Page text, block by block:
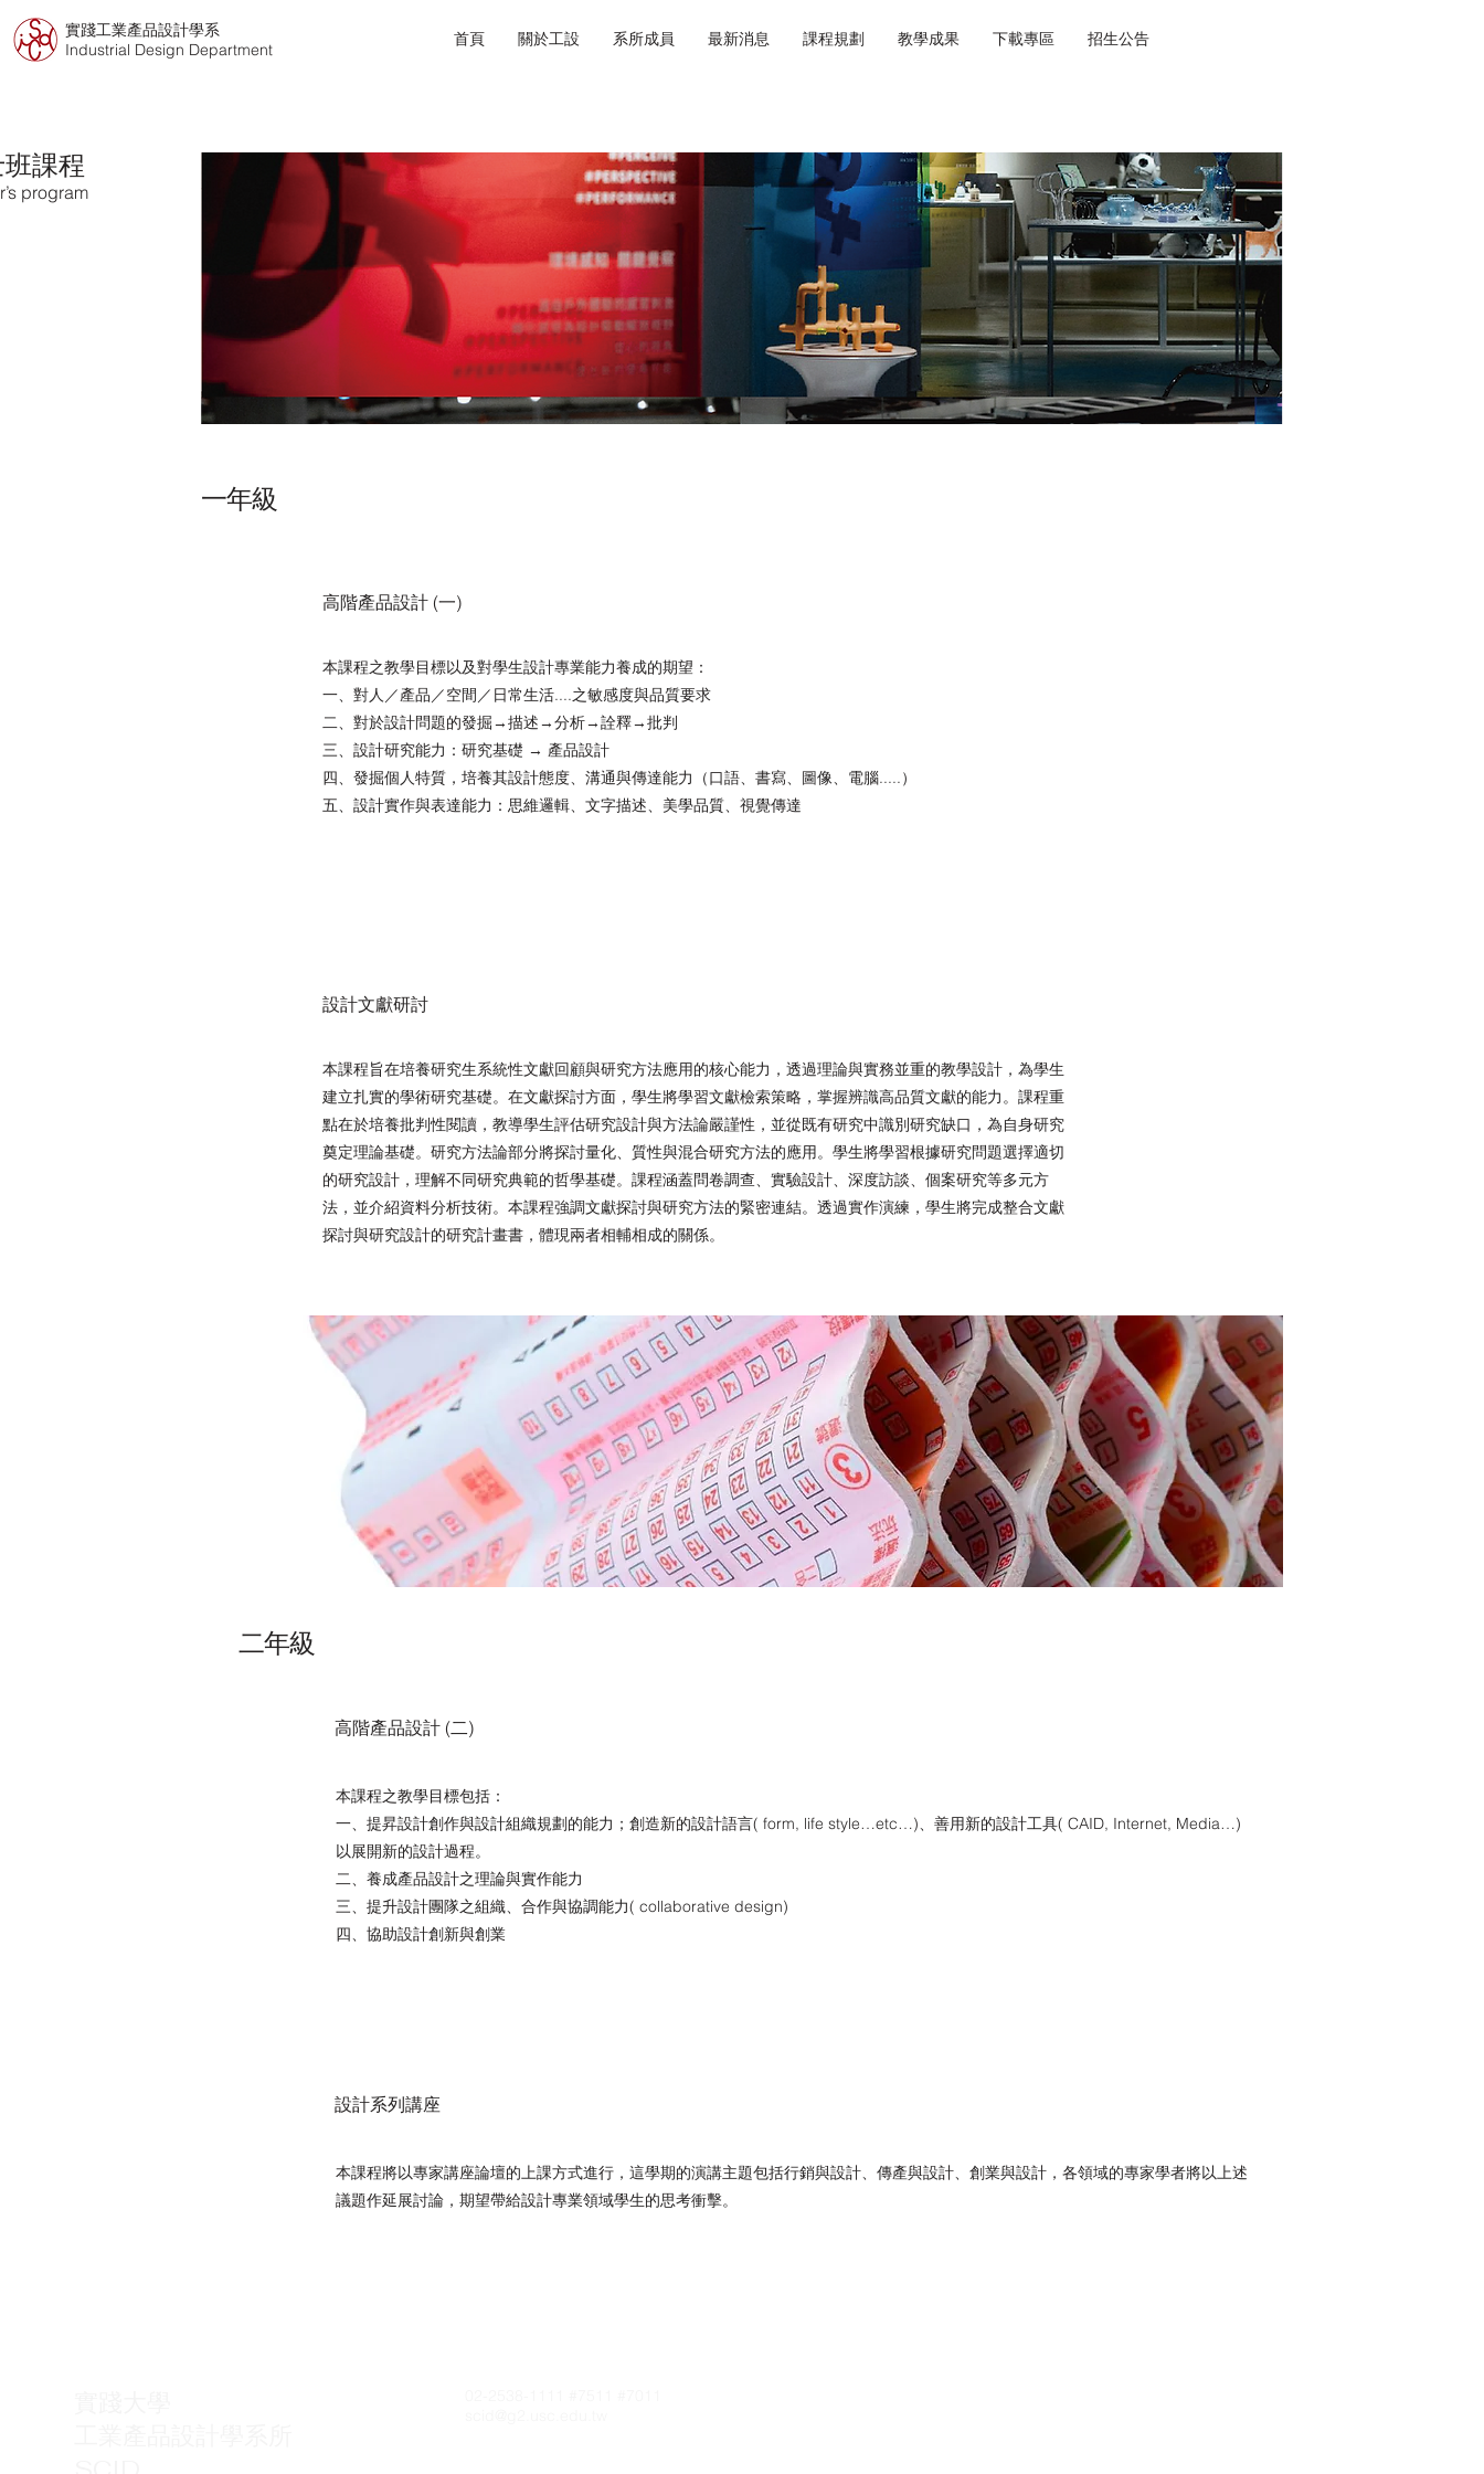
實踐工業產品設計學系
Industrial Design Department
首頁 關於工設 系所成員 最新消息 課程規劃 教學成果 下載專區 招生公告
課程
program
一年級
高階產品設計 (一)
本課程之教學目標以及對學生設計專業能力養成的期望：
一、對人／產品／空間／日常生活....之敏感度與品質要求
二、對於設計問題的發掘→描述→分析→詮釋→批判
三、設計研究能力：研究基礎 → 產品設計
四、發掘個人特質，培養其設計態度、溝通與傳達能力（口語、書寫、圖像、電腦.....）
五、設計實作與表達能力：思維邏輯、文字描述、美學品質、視覺傳達
設計文獻研討
本課程旨在培養研究生系統性文獻回顧與研究方法應用的核心能力，透過理論與實務並重的教學設計，為學生
建立扎實的學術研究基礎。在文獻探討方面，學生將學習文獻檢索策略，掌握辨識高品質文獻的能力。課程重
點在於培養批判性閱讀，教導學生評估研究設計與方法論嚴謹性，並從既有研究中識別研究缺口，為自身研究
奠定理論基礎。研究方法論部分將探討量化、質性與混合研究方法的應用。學生將學習根據研究問題選擇適切
的研究設計，理解不同研究典範的哲學基礎。課程涵蓋問卷調查、實驗設計、深度訪談、個案研究等多元方
法，並介紹資料分析技術。本課程強調文獻探討與研究方法的緊密連結。透過實作演練，學生將完成整合文獻
探討與研究設計的研究計畫書，體現兩者相輔相成的關係。
二年級
高階產品設計 (二)
本課程之教學目標包括：
一、提昇設計創作與設計組織規劃的能力；創造新的設計語言( form, life style…etc…)、善用新的設計工具( CAID, Internet, Media…)
以展開新的設計過程。
二、養成產品設計之理論與實作能力
三、提升設計團隊之組織、合作與協調能力( collaborative design)
四、協助設計創新與創業
設計系列講座
本課程將以專家講座論壇的上課方式進行，這學期的演講主題包括行銷與設計、傳產與設計、創業與設計，各領域的專家學者將以上述
議題作延展討論，期望帶給設計專業領域學生的思考衝擊。